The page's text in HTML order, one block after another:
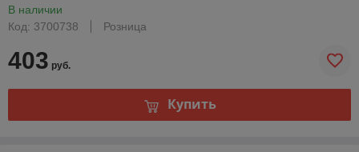
В наличии
Код: 3700738
Розница
403 руб.
Купить